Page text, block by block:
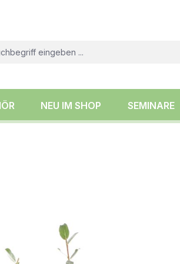
NEU IM SHOP SEMINARE